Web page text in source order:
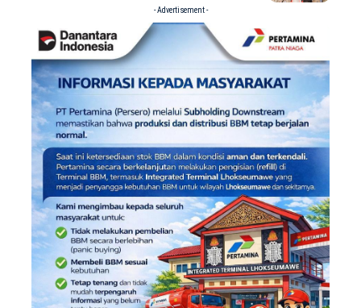
- Advertisement -